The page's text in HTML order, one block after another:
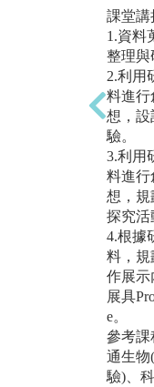
課堂講
1.資料
整理與
2.利用
料進行
想，設
驗。
3.利用
料進行
想，規
探究活
4.根據
料，規
作展示
展具
e。
參考課
通生物
驗)、